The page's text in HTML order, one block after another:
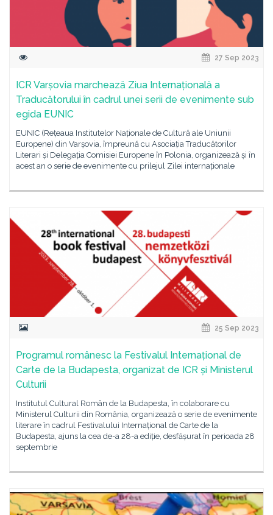
27 Sep 2023
ICR Varșovia marchează Ziua Internațională a
Traducătorului în cadrul unei serii de evenimente sub
egida EUNIC
EUNIC (Rețeaua Institutelor Naționale de Cultură ale Uniunii
Europene) din Varșovia, împreună cu Asociația Traducătorilor
Literari și Delegația Comisiei Europene în Polonia, organizează și în
acest an o serie de evenimente cu prilejul Zilei internaționale
25 Sep 2023
Programul românesc la Festivalul Internațional de
Carte de la Budapesta, organizat de ICR și Ministerul
Culturii
Institutul Cultural Român de la Budapesta, în colaborare cu
Ministerul Culturii din România, organizează o serie de evenimente
literare în cadrul Festivalului Internațional de Carte de la
Budapesta, ajuns la cea de-a 28-a ediție, desfășurat în perioada 28
septembrie